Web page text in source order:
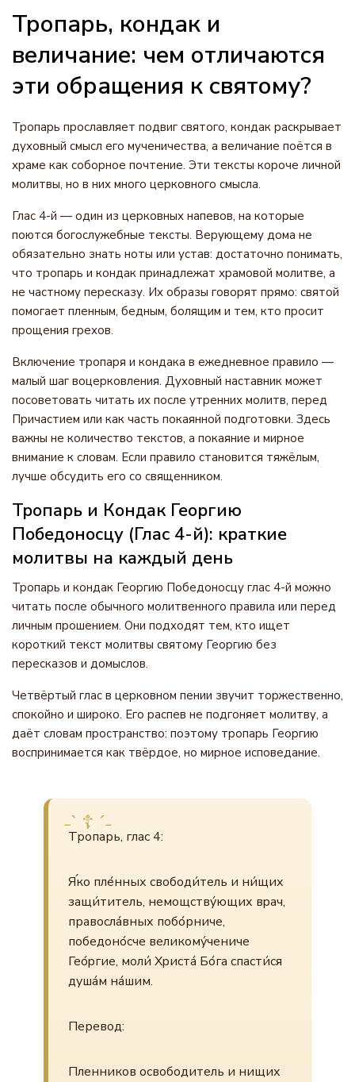
Тропарь, кондак и
величание: чем отличаются
эти обращения к святому?
Тропарь прославляет подвиг святого, кондак раскрывает
духовный смысл его мученичества, а величание поётся в
храме как соборное почтение. Эти тексты короче личной
молитвы, но в них много церковного смысла.
Глас 4-й — один из церковных напевов, на которые
поются богослужебные тексты. Верующему дома не
обязательно знать ноты или устав: достаточно понимать,
что тропарь и кондак принадлежат храмовой молитве, а
не частному пересказу. Их образы говорят прямо: святой
помогает пленным, бедным, болящим и тем, кто просит
прощения грехов.
Включение тропаря и кондака в ежедневное правило —
малый шаг воцерковления. Духовный наставник может
посоветовать читать их после утренних молитв, перед
Причастием или как часть покаянной подготовки. Здесь
важны не количество текстов, а покаяние и мирное
внимание к словам. Если правило становится тяжёлым,
лучше обсудить его со священником.
Тропарь и Кондак Георгию
Победоносцу (Глас 4-й): краткие
молитвы на каждый день
Тропарь и кондак Георгию Победоносцу глас 4-й можно
читать после обычного молитвенного правила или перед
личным прошением. Они подходят тем, кто ищет
короткий текст молитвы святому Георгию без
пересказов и домыслов.
Четвёртый глас в церковном пении звучит торжественно,
спокойно и широко. Его распев не подгоняет молитву, а
даёт словам пространство: поэтому тропарь Георгию
воспринимается как твёрдое, но мирное исповедание.
Тропарь, глас 4:
Я́ко пле́нных свободи́тель и ни́щих
защи́титель, немощству́ющих вpач,
правосла́вных побо́рниче,
победоно́сче великому́чениче
Гео́pгие, моли́ Хpиста́ Бо́га спасти́ся
душа́м на́шим.
Перевод:
Пленников освободитель и нищих